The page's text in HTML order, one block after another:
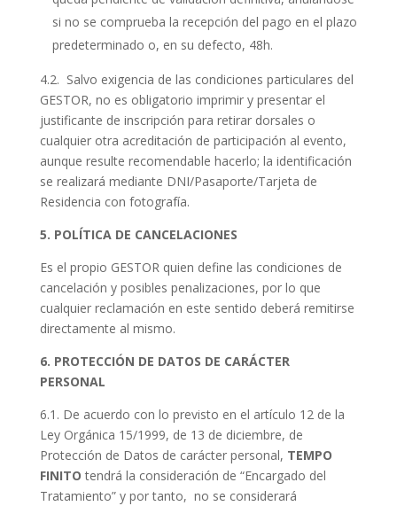
si no se comprueba la recepción del pago en el plazo
predeterminado o, en su defecto, 48h.
4.2. Salvo exigencia de las condiciones particulares del
GESTOR, no es obligatorio imprimir y presentar el
justificante de inscripción para retirar dorsales o
cualquier otra acreditación de participación al evento,
aunque resulte recomendable hacerlo; la identificación
se realizará mediante DNI/Pasaporte/Tarjeta de
Residencia con fotografía.
5. POLÍTICA DE CANCELACIONES
Es el propio GESTOR quien define las condiciones de
cancelación y posibles penalizaciones, por lo que
cualquier reclamación en este sentido deberá remitirse
directamente al mismo.
6. PROTECCIÓN DE DATOS DE CARÁCTER
PERSONAL
6.1. De acuerdo con lo previsto en el artículo 12 de la
Ley Orgánica 15/1999, de 13 de diciembre, de
Protección de Datos de carácter personal, TEMPO
FINITO tendrá la consideración de “Encargado del
Tratamiento” y por tanto, no se considerará